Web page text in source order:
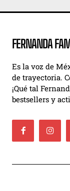
FERNANDA
Es la voz de
de trayectoria.
¡Qué tal
bestsellers y